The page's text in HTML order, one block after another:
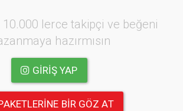
lerce takipçi ve beğeni
hazırmısın
GIRIŞ YAP
BIR GÖZ AT